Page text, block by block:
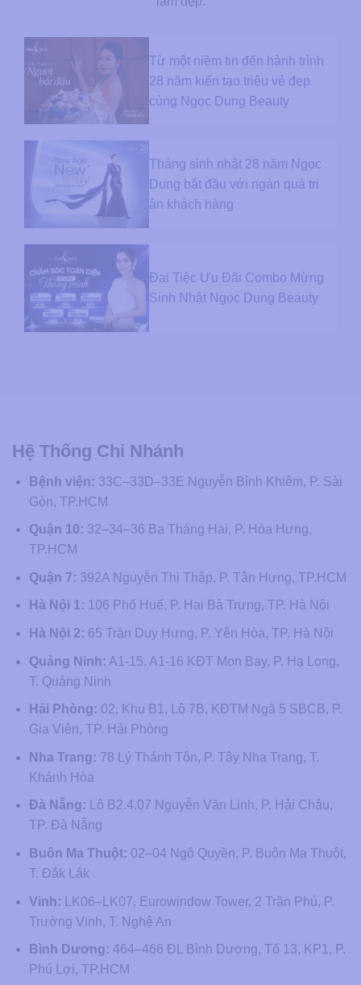
Từ một niềm tin đến hành trình
28 năm kiến tạo triệu vẻ đẹp
cùng Ngọc Dung Beauty
Tháng sinh nhật 28 năm Ngọc
Dung bắt đầu với ngàn quà tri
ân khách hàng
Đại Tiệc Ưu Đãi Combo Mừng
Sinh Nhật Ngọc Dung Beauty
Hệ Thống Chi Nhánh
Bệnh viện: 33C–33D–33E Nguyễn Bỉnh Khiêm, P. Sài
Gòn, TP.HCM
Quận 10: 32–34–36 Ba Tháng Hai, P. Hòa Hưng,
TP.HCM
Quận 7: 392A Nguyễn Thị Thập, P. Tân Hưng, TP.HCM
Hà Nội 1: 106 Phố Huế, P. Hai Bà Trưng, TP. Hà Nội
Hà Nội 2: 65 Trần Duy Hưng, P. Yên Hòa, TP. Hà Nội
Quảng Ninh: A1-15, A1-16 KĐT Mon Bay, P. Hạ Long,
T. Quảng Ninh
Hải Phòng: 02, Khu B1, Lô 7B, KĐTM Ngã 5 SBCB, P.
Gia Viên, TP. Hải Phòng
Nha Trang: 78 Lý Thánh Tôn, P. Tây Nha Trang, T.
Khánh Hòa
Đà Nẵng: Lô B2.4.07 Nguyễn Văn Linh, P. Hải Châu,
TP. Đà Nẵng
Buôn Ma Thuột: 02–04 Ngô Quyền, P. Buôn Ma Thuột,
T. Đắk Lắk
Vinh: LK06–LK07, Eurowindow Tower, 2 Trần Phú, P.
Trường Vinh, T. Nghệ An
Bình Dương: 464–466 ĐL Bình Dương, Tổ 13, KP1, P.
Phú Lợi, TP.HCM